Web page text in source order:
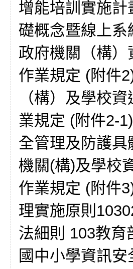
增能培訓實施
礎概念暨線上
政府機關（構
作業規定 (附件
（構）及學校
業規定 (附件2-
全管理及防護
機關(構)及學校
作業規定 (附件
理實施原則
法細則 103教育
國中小學資訊